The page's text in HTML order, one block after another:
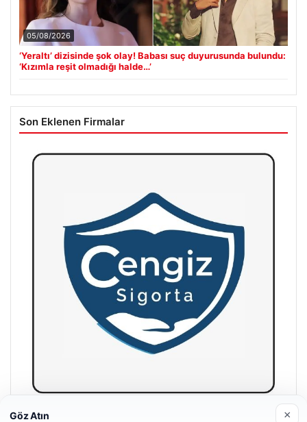
05/08/2026
‘Yeraltı’ dizisinde şok olay! Babası suç duyurusunda bulundu:
‘Kızımla reşit olmadığı halde…’
Son Eklenen Firmalar
Göz Atın ×